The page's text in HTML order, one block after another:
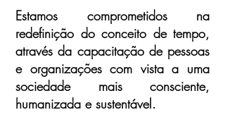
Estamos comprometidos na
redefinição do conceito de tempo,
através da capacitação de pessoas
e organizações com vista a uma
sociedade mais consciente,
humanizada e sustentável.